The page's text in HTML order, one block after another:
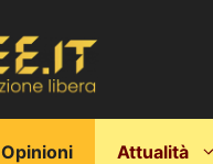
Opinioni Attualità